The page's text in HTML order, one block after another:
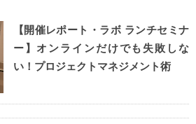
【開催レポート・ラボ ランチセミナ
ー】オンラインだけでも失敗しな
い！プロジェクトマネジメント術